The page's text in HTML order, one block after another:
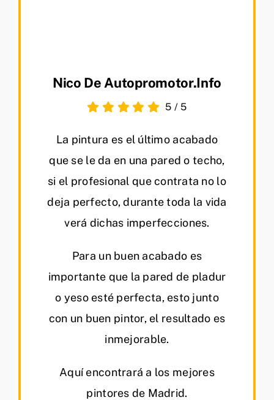
Nico De Autopromotor.info
5 / 5
La pintura es el último acabado
que se le da en una pared o techo,
si el profesional que contrata no lo
deja perfecto, durante toda la vida
verá dichas imperfecciones.
Para un buen acabado es
importante que la pared de pladur
o yeso esté perfecta, esto junto
con un buen pintor, el resultado es
inmejorable.
Aquí encontrará a los mejores
pintores de Madrid.